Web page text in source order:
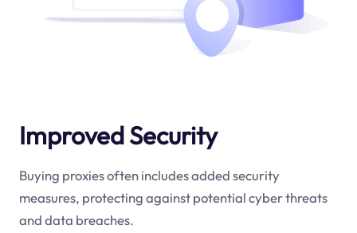
Improved Security
Buying proxies often includes added security
measures, protecting against potential cyber threats
and data breaches.